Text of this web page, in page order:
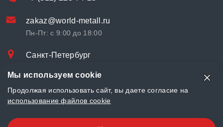
zakaz@world-metall.ru
Пн-Пт: с 9:00 до 18:00
Санкт-Петербург
© «World Metall» 2025, Разработка и комплексное продвижение
"LCAgency"
Мы используем cookie
Продолжая использовать сайт, вы даете согласие на
использование файлов cookie